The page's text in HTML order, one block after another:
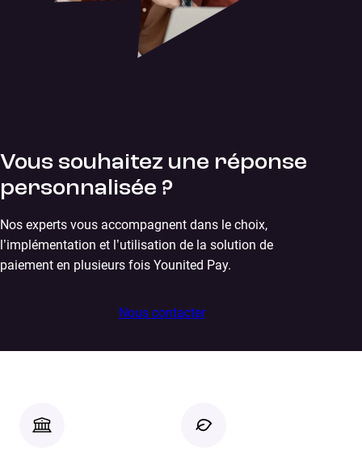
Vous souhaitez une réponse
personnalisée ?
Nos experts vous accompagnent dans le choix,
l’implémentation et l’utilisation de la solution de
paiement en plusieurs fois Younited Pay.
Nous contacter